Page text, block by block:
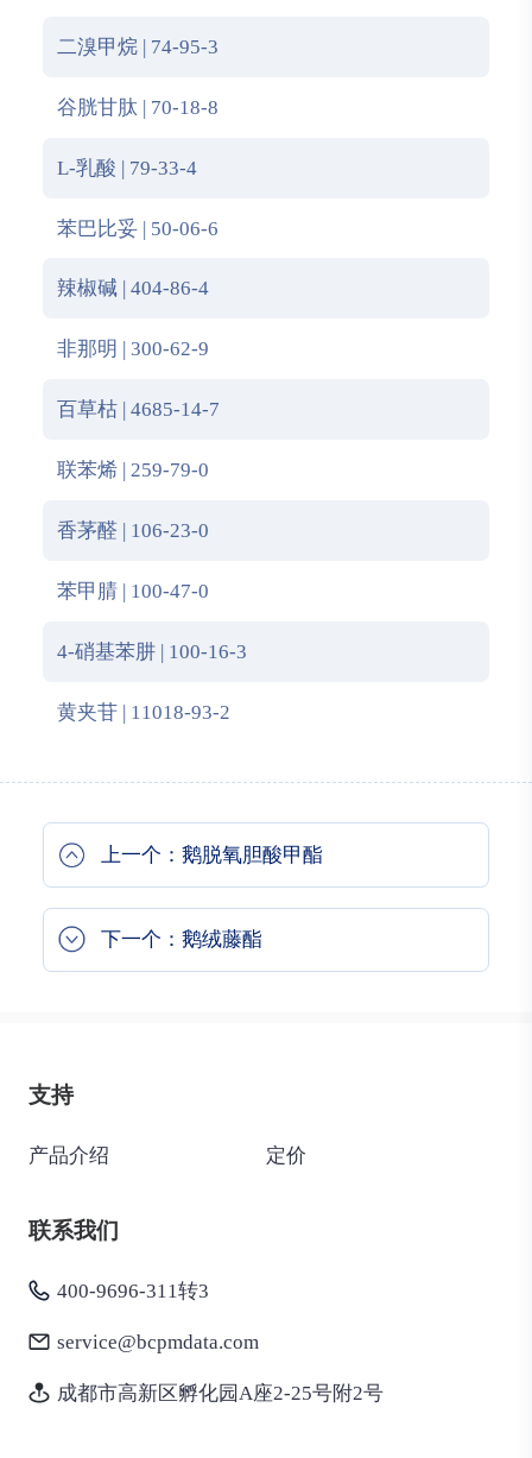
二溴甲烷 | 74-95-3
谷胱甘肽 | 70-18-8
L-乳酸 | 79-33-4
苯巴比妥 | 50-06-6
辣椒碱 | 404-86-4
非那明 | 300-62-9
百草枯 | 4685-14-7
联苯烯 | 259-79-0
香茅醛 | 106-23-0
苯甲腈 | 100-47-0
4-硝基苯肼 | 100-16-3
黄夹苷 | 11018-93-2
上一个：鹅脱氧胆酸甲酯
下一个：鹅绒藤酯
支持
产品介绍 定价
联系我们
400-9696-311转3
service@bcpmdata.com
成都市高新区孵化园A座2-25号附2号